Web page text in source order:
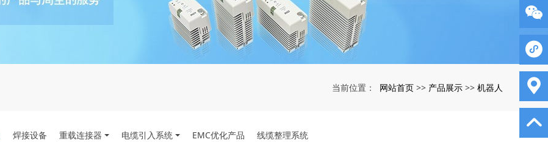
当前位置： 网站首页 >> 产品展示 >> 机器人
焊接设备 重载连接器 电缆引入系统 EMC优化产品 线缆整理系统